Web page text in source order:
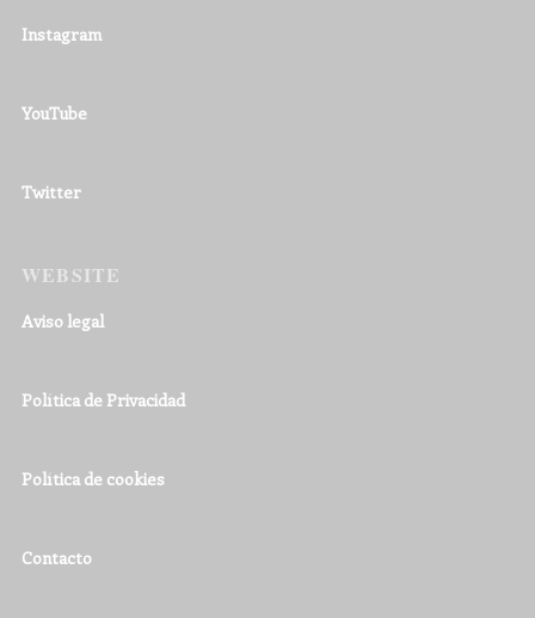
Instagram
YouTube
Twitter
WEBSITE
Aviso legal
Política de Privacidad
Política de cookies
Contacto